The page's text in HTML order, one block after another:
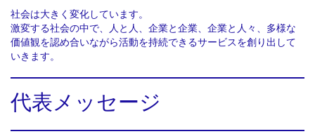
社会は大きく変化しています。
激変する社会の中で、人と人、企業と企業、企業と人々、多様な
価値観を認め合いながら活動を持続できるサービスを創り出して
いきます。
代表メッセージ